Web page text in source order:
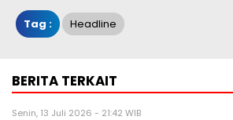
Tag : Headline
BERITA TERKAIT
Senin, 13 Juli 2026 - 21:42 WIB